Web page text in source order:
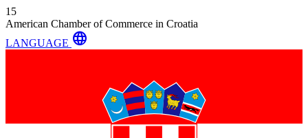
15
American Chamber of Commerce in Croatia
LANGUAGE language